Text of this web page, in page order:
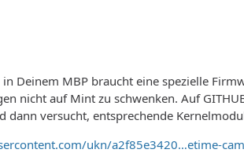
in Deinem MBP braucht eine spezielle
nicht auf Mint zu schwenken. Auf
dann versucht, entsprechende
ukn/a2f85e3420…etime-